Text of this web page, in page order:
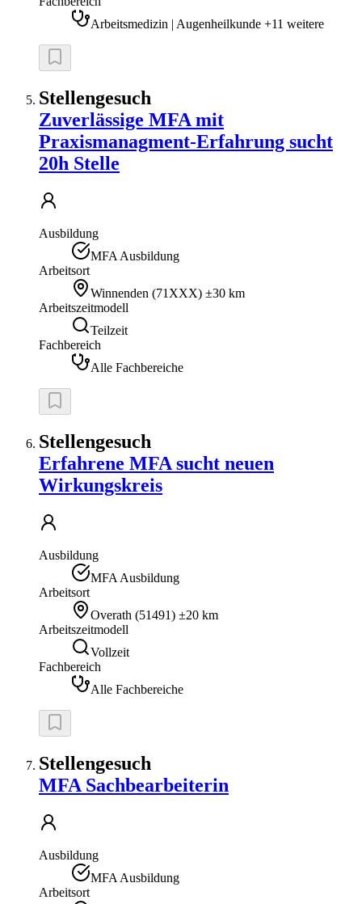
Arbeitsmedizin | Augenheilkunde +11 weitere
Stellengesuch
Zuverlässige MFA mit
Praxismanagment-Erfahrung sucht
20h Stelle
Ausbildung
MFA Ausbildung
Arbeitsort
Winnenden (71XXX) ±30 km
Arbeitszeitmodell
Teilzeit
Fachbereich
Alle Fachbereiche
Stellengesuch
Erfahrene MFA sucht neuen
Wirkungskreis
Ausbildung
MFA Ausbildung
Arbeitsort
Overath (51491) ±20 km
Arbeitszeitmodell
Vollzeit
Fachbereich
Alle Fachbereiche
Stellengesuch
MFA Sachbearbeiterin
Ausbildung
MFA Ausbildung
Arbeitsort